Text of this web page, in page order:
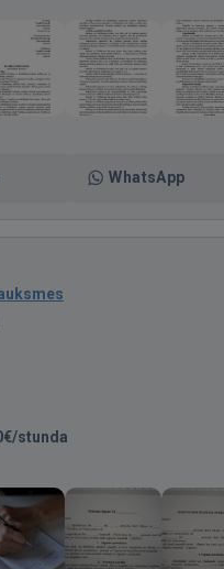
WhatsApp
stunda